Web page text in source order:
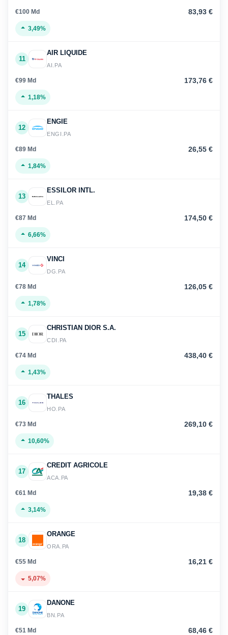
€100 Md 83,93 €
3,49%
11
AIR LIQUIDE
AI.PA
€99 Md 173,76 €
1,18%
12
ENGIE
ENGI.PA
€89 Md 26,55 €
1,84%
13
ESSILOR INTL.
EL.PA
€87 Md 174,50 €
6,66%
14
VINCI
DG.PA
€78 Md 126,05 €
1,78%
15
CHRISTIAN DIOR S.A.
CDI.PA
€74 Md 438,40 €
1,43%
16
THALES
HO.PA
€73 Md 269,10 €
10,60%
17
CREDIT AGRICOLE
ACA.PA
€61 Md 19,38 €
3,14%
18
ORANGE
ORA.PA
€55 Md 16,21 €
5,07%
19
DANONE
BN.PA
€51 Md 68,46 €